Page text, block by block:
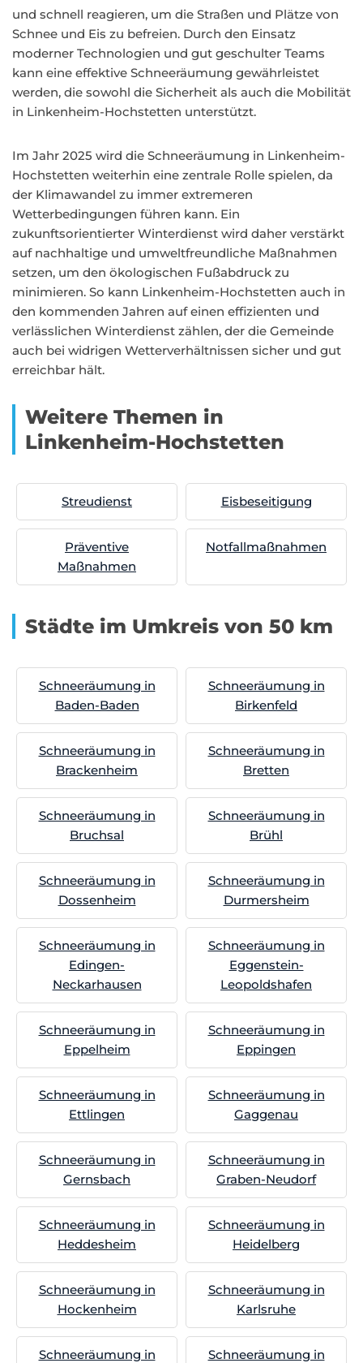
und schnell reagieren, um die Straßen und Plätze von
Schnee und Eis zu befreien. Durch den Einsatz
moderner Technologien und gut geschulter Teams
kann eine effektive Schneeräumung gewährleistet
werden, die sowohl die Sicherheit als auch die Mobilität
in Linkenheim-Hochstetten unterstützt.
Im Jahr 2025 wird die Schneeräumung in Linkenheim-
Hochstetten weiterhin eine zentrale Rolle spielen, da
der Klimawandel zu immer extremeren
Wetterbedingungen führen kann. Ein
zukunftsorientierter Winterdienst wird daher verstärkt
auf nachhaltige und umweltfreundliche Maßnahmen
setzen, um den ökologischen Fußabdruck zu
minimieren. So kann Linkenheim-Hochstetten auch in
den kommenden Jahren auf einen effizienten und
verlässlichen Winterdienst zählen, der die Gemeinde
auch bei widrigen Wetterverhältnissen sicher und gut
erreichbar hält.
Weitere Themen in
Linkenheim-Hochstetten
Streudienst Eisbeseitigung
Präventive
Maßnahmen
Notfallmaßnahmen
Städte im Umkreis von 50 km
Schneeräumung in
Baden-Baden
Schneeräumung in
Birkenfeld
Schneeräumung in
Brackenheim
Schneeräumung in
Bretten
Schneeräumung in
Bruchsal
Schneeräumung in
Brühl
Schneeräumung in
Dossenheim
Schneeräumung in
Durmersheim
Schneeräumung in
Edingen-
Neckarhausen
Schneeräumung in
Eggenstein-
Leopoldshafen
Schneeräumung in
Eppelheim
Schneeräumung in
Eppingen
Schneeräumung in
Ettlingen
Schneeräumung in
Gaggenau
Schneeräumung in
Gernsbach
Schneeräumung in
Graben-Neudorf
Schneeräumung in
Heddesheim
Schneeräumung in
Heidelberg
Schneeräumung in
Hockenheim
Schneeräumung in
Karlsruhe
Schneeräumung in
Schneeräumung in